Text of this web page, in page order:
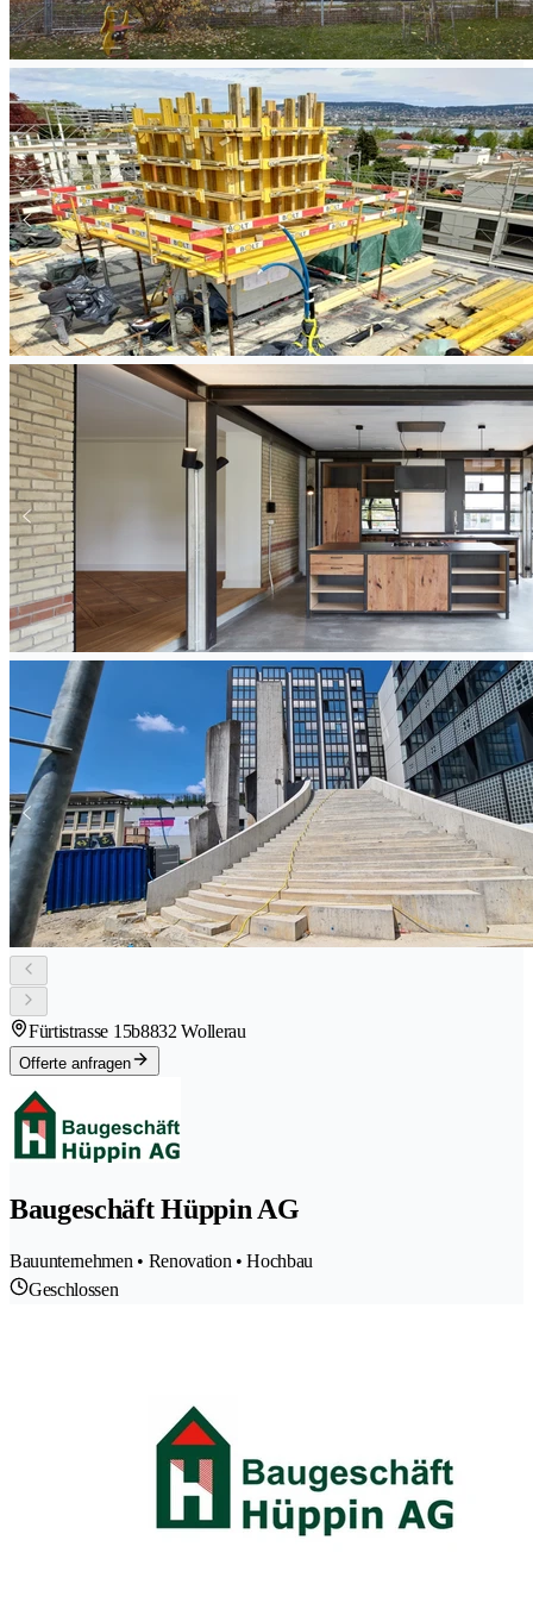
Fürtistrasse 15b8832 Wollerau
Offerte anfragen
Baugeschäft Hüppin AG
Bauunternehmen • Renovation • Hochbau
Geschlossen